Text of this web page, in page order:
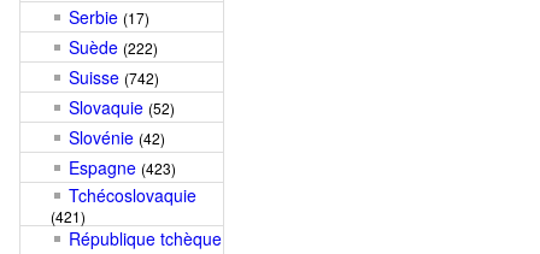
Serbie (17)
Suède (222)
Suisse (742)
Slovaquie (52)
Slovénie (42)
Espagne (423)
Tchécoslovaquie
(421)
République tchèque